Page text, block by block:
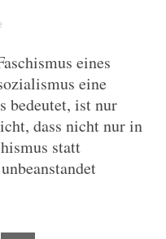
eines
eine
bedeutet, ist nur
dass nicht nur in
statt